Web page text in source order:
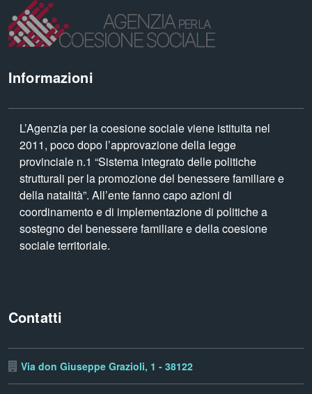
Informazioni
L’Agenzia per la coesione sociale viene istituita nel
2011, poco dopo l’approvazione della legge
provinciale n.1 “Sistema integrato delle politiche
strutturali per la promozione del benessere familiare e
della natalità”. All’ente fanno capo azioni di
coordinamento e di implementazione di politiche a
sostegno del benessere familiare e della coesione
sociale territoriale.
Contatti
Via don Giuseppe Grazioli, 1 - 38122